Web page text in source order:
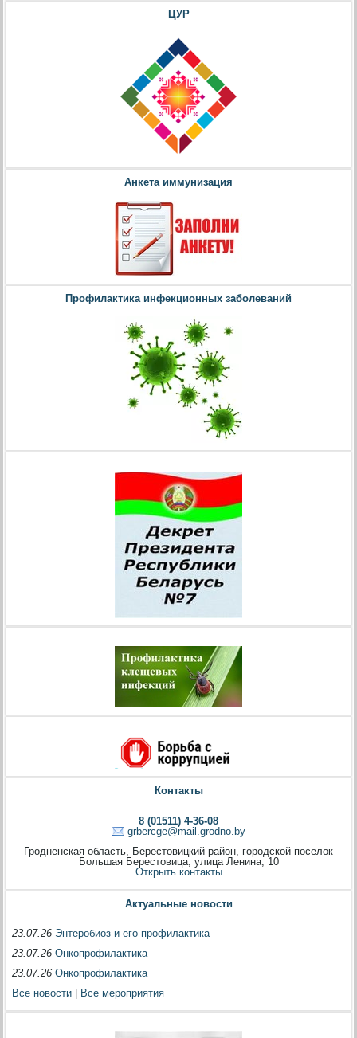
ЦУР
Анкета иммунизация
Профилактика инфекционных заболеваний
Контакты
8 (01511) 4-36-08
grbercge@mail.grodno.by
Гродненская область, Берестовицкий район, городской поселок
Большая Берестовица, улица Ленина, 10
Открыть контакты
Актуальные новости
23.07.26 Энтеробиоз и его профилактика
23.07.26Онкопрофилактика
23.07.26Онкопрофилактика
Все новости
Все мероприятия